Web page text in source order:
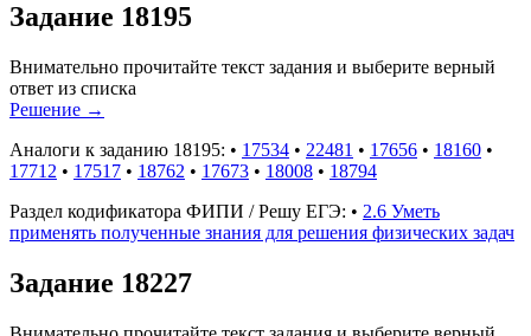
Задание 18195
Внимательно прочитайте текст задания и выберите верный
ответ из списка
Решение →
Аналоги к заданию 18195: • 17534 • 22481 • 17656 • 18160 •
17712 • 17517 • 18762 • 17673 • 18008 • 18794
Раздел кодификатора ФИПИ / Решу ЕГЭ: • 2.6 Уметь
применять полученные знания для решения физических задач
Задание 18227